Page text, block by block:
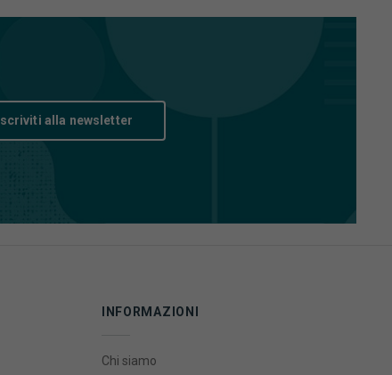
Iscriviti alla newsletter
INFORMAZIONI
Chi siamo